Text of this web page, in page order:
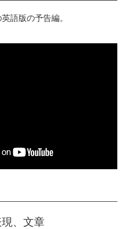
語版の予告編。
、文章